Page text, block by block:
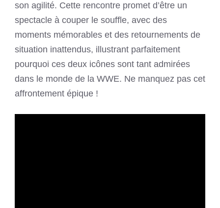
son agilité. Cette rencontre promet d’être un
spectacle à couper le souffle, avec des
moments mémorables et des retournements de
situation inattendus, illustrant parfaitement
pourquoi ces deux icônes sont tant admirées
dans le monde de la WWE. Ne manquez pas cet
affrontement épique !